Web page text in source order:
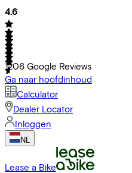
4.6
1206 Google Reviews
Ga naar hoofdinhoud
Calculator
Dealer Locator
Inloggen
NL
Lease a Bike